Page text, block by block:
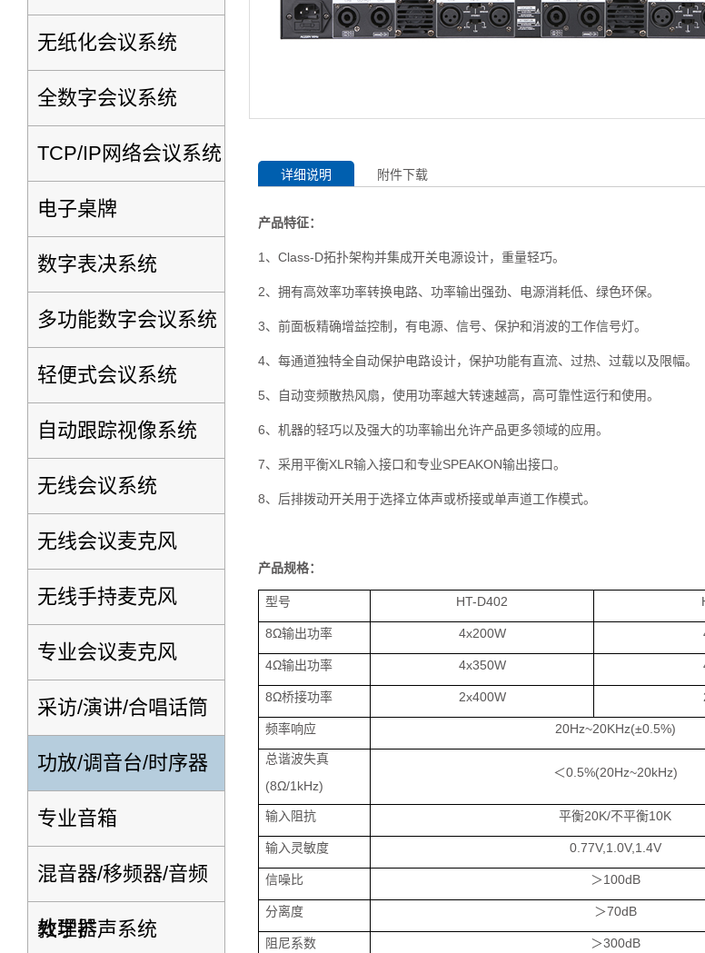
无纸化会议系统
全数字会议系统
TCP/IP网络会议系统
电子桌牌
数字表决系统
多功能数字会议系统
轻便式会议系统
自动跟踪视像系统
无线会议系统
无线会议麦克风
无线手持麦克风
专业会议麦克风
采访/演讲/合唱话筒
功放/调音台/时序器
专业音箱
混音器/移频器/音频
处理器
教学扩声系统
详细说明 附件下载
产品特征：
1、Class-D拓扑架构并集成开关电源设计，重量轻巧。
2、拥有高效率功率转换电路、功率输出强劲、电源消耗低、绿色环保。
3、前面板精确增益控制，有电源、信号、保护和消波的工作信号灯。
4、每通道独特全自动保护电路设计，保护功能有直流、过热、过载以及限幅。
5、自动变频散热风扇，使用功率越大转速越高，高可靠性运行和使用。
6、机器的轻巧以及强大的功率输出允许产品更多领域的应用。
7、采用平衡XLR输入接口和专业SPEAKON输出接口。
8、后排拨动开关用于选择立体声或桥接或单声道工作模式。
产品规格：
型号 HT-D402
8Ω输出功率 4x200W
4Ω输出功率 4x350W
8Ω桥接功率 2x400W
频率响应 20Hz~20KHz(±0.5%)
总谐波失真
(8Ω/1kHz)
＜0.5%(20Hz~20kHz)
输入阻抗 平衡20K/不平衡10K
输入灵敏度 0.77V,1.0V,1.4V
信噪比 ＞100dB
分离度 ＞70dB
阻尼系数 ＞300dB